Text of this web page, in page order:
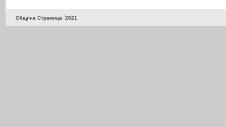
Община Стражица `2021